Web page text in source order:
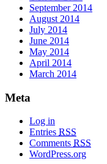
September 2014
August 2014
July 2014
June 2014
May 2014
April 2014
March 2014
Meta
Log in
Entries RSS
Comments RSS
WordPress.org